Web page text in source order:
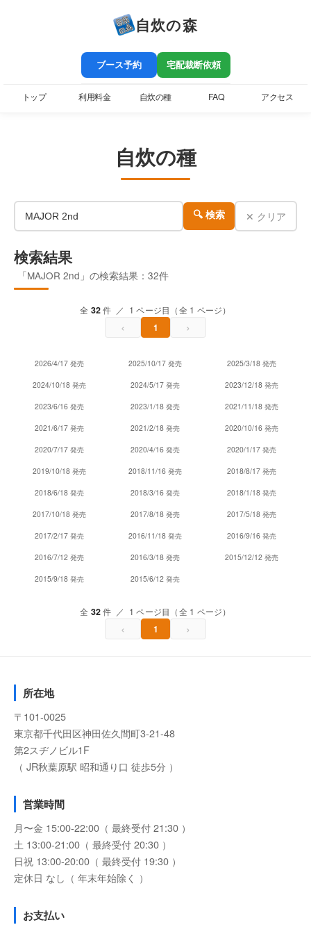
自炊の森
ブース予約 宅配裁断依頼
トップ 利用料金 自炊の種 FAQ アクセス
自炊の種
🔍 検索 ✕ クリア
検索結果
「MAJOR 2nd」の検索結果：32件
全 32件 ／ 1 ページ目（全 1 ページ）
‹ 1 ›
2026/4/17 発売 2025/10/17 発売 2025/3/18 発売
2024/10/18 発売 2024/5/17 発売 2023/12/18 発売
2023/6/16 発売 2023/1/18 発売 2021/11/18 発売
2021/6/17 発売 2021/2/18 発売 2020/10/16 発売
2020/7/17 発売 2020/4/16 発売 2020/1/17 発売
2019/10/18 発売 2018/11/16 発売 2018/8/17 発売
2018/6/18 発売 2018/3/16 発売 2018/1/18 発売
2017/10/18 発売 2017/8/18 発売 2017/5/18 発売
2017/2/17 発売 2016/11/18 発売 2016/9/16 発売
2016/7/12 発売 2016/3/18 発売 2015/12/12 発売
2015/9/18 発売 2015/6/12 発売
全 32件 ／ 1 ページ目（全 1 ページ）
‹ 1 ›
所在地
〒101-0025
東京都千代田区神田佐久間町3-21-48
第2スヂノビル1F
（ JR秋葉原駅 昭和通り口 徒歩5分 ）
営業時間
月〜金 15:00-22:00（ 最終受付 21:30 ）
土 13:00-21:00（ 最終受付 20:30 ）
日祝 13:00-20:00（ 最終受付 19:30 ）
定休日 なし（ 年末年始除く ）
お支払い